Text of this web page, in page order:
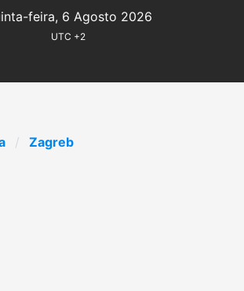
feira, 6 Agosto 2026
UTC +2
Zagreb